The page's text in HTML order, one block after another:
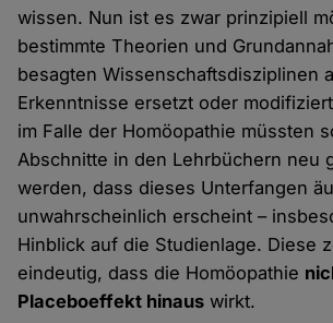
wissen. Nun ist es zwar prinzipiell
bestimmte Theorien und
besagten Wissenschaftsdisziplinen
Erkenntnisse ersetzt oder
im Falle der Homöopathie müssten
Abschnitte in den Lehrbüchern neu
werden, dass dieses Unterfangen
unwahrscheinlich erscheint –
Hinblick auf die Studienlage. Diese
eindeutig, dass die Homöopathie
Placeboeffekt hinaus wirkt.